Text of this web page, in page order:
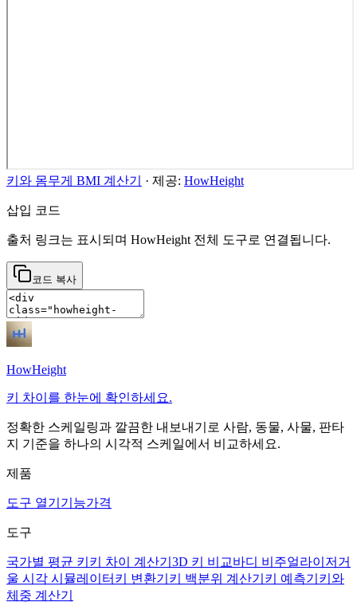
키와 몸무게 BMI 계산기 · 제공: HowHeight
삽입 코드
출처 링크는 표시되며 HowHeight 전체 도구로 연결됩니다.
코드 복사
HowHeight
키 차이를 한눈에 확인하세요.
정확한 스케일링과 깔끔한 내보내기로 사람, 동물, 사물, 판타
지 기준을 하나의 시각적 스케일에서 비교하세요.
제품
도구 열기 기능가격
도구
국가별 평균 키 키 차이 계산기 3D 키 비교바디 비주얼라이저 거
울 시각 시뮬레이터 키 변환기 키 백분위 계산기 키 예측기 키와
체중 계산기